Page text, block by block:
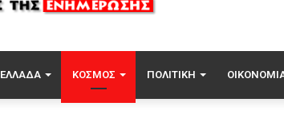
ΕΛΛΆΔΑ ΚΌΣΜΟΣ ΠΟΛΙΤΙΚΉ